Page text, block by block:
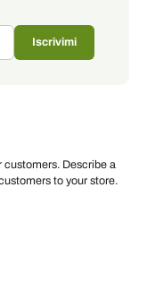
Iscrivimi
customers. Describe a
to your store.